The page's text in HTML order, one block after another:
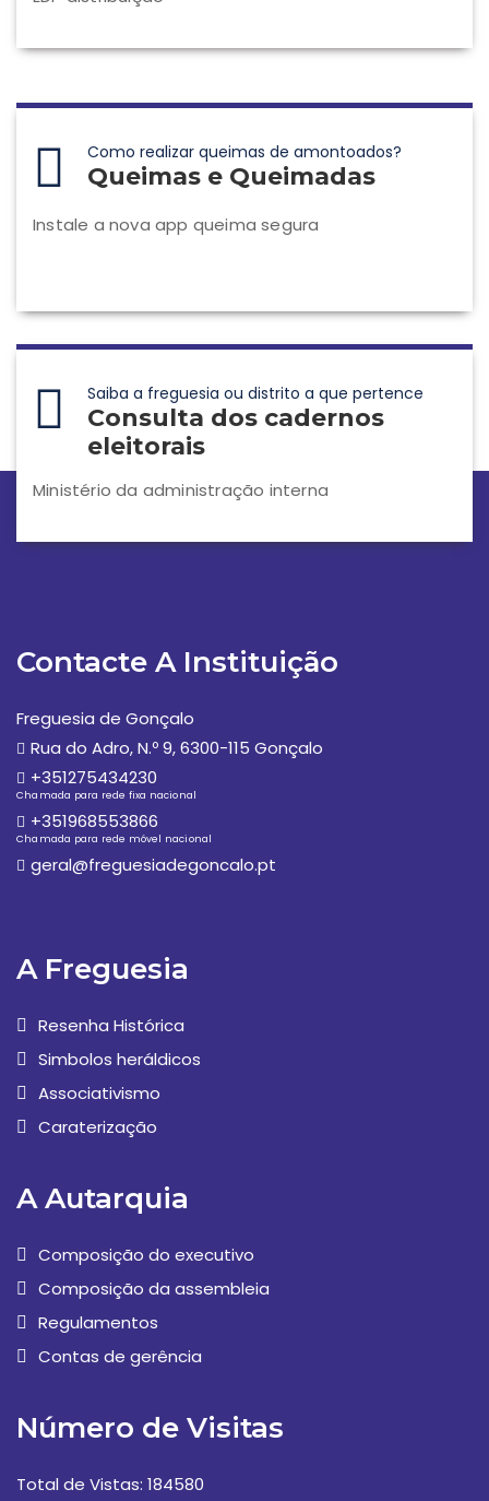
Como realizar queimas de amontoados?
Queimas e Queimadas
Instale a nova app queima segura
Saiba a freguesia ou distrito a que pertence
Consulta dos cadernos
eleitorais
Ministério da administração interna
Contacte A Instituição
Freguesia de Gonçalo
Rua do Adro, N.º 9, 6300-115 Gonçalo
+351275434230
Chamada para rede fixa nacional
+351968553866
Chamada para rede móvel nacional
geral@freguesiadegoncalo.pt
A Freguesia
Resenha Histórica
Simbolos heráldicos
Associativismo
Caraterização
A Autarquia
Composição do executivo
Composição da assembleia
Regulamentos
Contas de gerência
Número de Visitas
Total de Vistas: 184580